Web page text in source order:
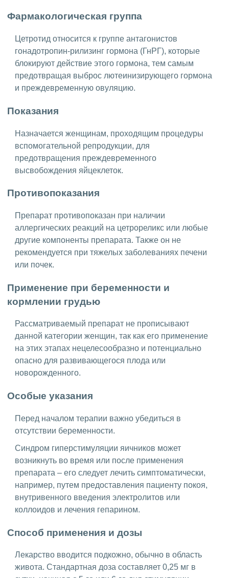
Фармакологическая группа
Цетротид относится к группе антагонистов
гонадотропин-рилизинг гормона (ГнРГ), которые
блокируют действие этого гормона, тем самым
предотвращая выброс лютеинизирующего гормона
и преждевременную овуляцию.
Показания
Назначается женщинам, проходящим процедуры
вспомогательной репродукции, для
предотвращения преждевременного
высвобождения яйцеклеток.
Противопоказания
Препарат противопоказан при наличии
аллергических реакций на цетрореликс или любые
другие компоненты препарата. Также он не
рекомендуется при тяжелых заболеваниях печени
или почек.
Применение при беременности и
кормлении грудью
Рассматриваемый препарат не прописывают
данной категории женщин, так как его применение
на этих этапах нецелесообразно и потенциально
опасно для развивающегося плода или
новорожденного.
Особые указания
Перед началом терапии важно убедиться в
отсутствии беременности.
Синдром гиперстимуляции яичников может
возникнуть во время или после применения
препарата – его следует лечить симптоматически,
например, путем предоставления пациенту покоя,
внутривенного введения электролитов или
коллоидов и лечения гепарином.
Способ применения и дозы
Лекарство вводится подкожно, обычно в область
живота. Стандартная доза составляет 0,25 мг в